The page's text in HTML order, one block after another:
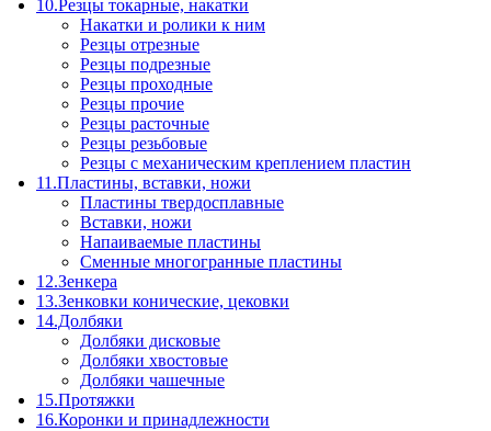
10.Резцы токарные, накатки
Накатки и ролики к ним
Резцы отрезные
Резцы подрезные
Резцы проходные
Резцы прочие
Резцы расточные
Резцы резьбовые
Резцы с механическим креплением пластин
11.Пластины, вставки, ножи
Пластины твердосплавные
Вставки, ножи
Напаиваемые пластины
Сменные многогранные пластины
12.Зенкера
13.Зенковки конические, цековки
14.Долбяки
Долбяки дисковые
Долбяки хвостовые
Долбяки чашечные
15.Протяжки
16.Коронки и принадлежности